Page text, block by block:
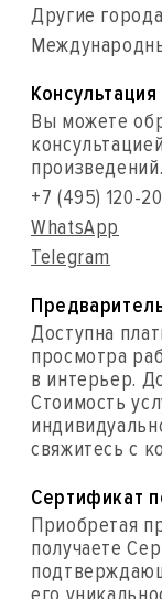
Другие
Консультация
Вы можете
произведений.
+7 (495) 120-
WhatsApp
Telegram
Доступна
просмотра
в интерьер.
Стоимость
свяжитесь с
Сертификат
Приобретая
получаете